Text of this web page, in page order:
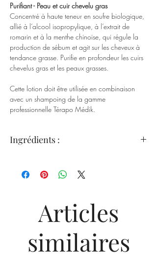
Purifiant - Peau et cuir chevelu gras
Concentré à haute teneur en soufre biologique,
allié à l’alcool isopropylique, à l’extrait de
romarin et à la menthe chinoise, qui régule la
production de sébum et agit sur les cheveux à
tendance grasse. Purifie en profondeur les cuirs
chevelus gras et les peaux grasses.
Cette lotion doit être utilisée en combinaison
avec un shampoing de la gamme
professionnelle Térapo Médik.
Ingrédients :
Soufre biologique
Menthe chinoise
Articles
similaires